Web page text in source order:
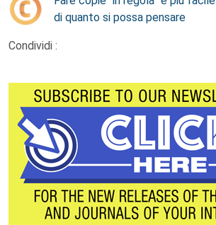
di quanto si possa pensare
Condividi :